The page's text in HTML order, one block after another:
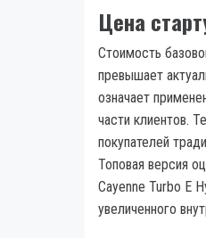
Цена
Стоимость
превышает
означает
части клиентов.
покупателей
Топовая версия
Cayenne Turbo E
увеличенного